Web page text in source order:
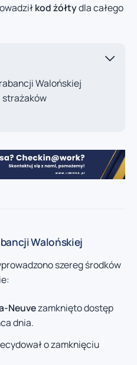
kod żółtydla całego
Walońskiej
strażaków
Walońskiej
szereg środków
Neuvezamknięto dostęp
dnia.
o zamknięciu